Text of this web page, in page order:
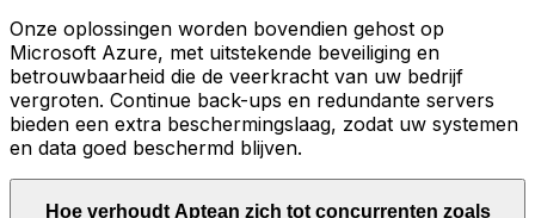
Onze oplossingen worden bovendien gehost op
Microsoft Azure, met uitstekende beveiliging en
betrouwbaarheid die de veerkracht van uw bedrijf
vergroten. Continue back-ups en redundante servers
bieden een extra beschermingslaag, zodat uw systemen
en data goed beschermd blijven.
Hoe verhoudt Aptean zich tot concurrenten zoals